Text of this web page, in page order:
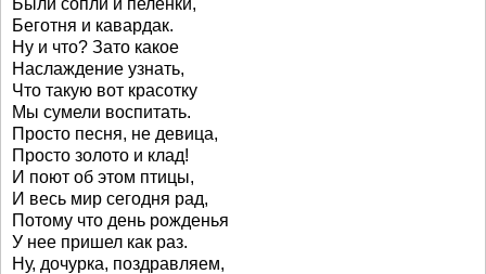
Были сопли и пеленки,
Беготня и кавардак.
Ну и что? Зато какое
Наслаждение узнать,
Что такую вот красотку
Мы сумели воспитать.
Просто песня, не девица,
Просто золото и клад!
И поют об этом птицы,
И весь мир сегодня рад,
Потому что день рожденья
У нее пришел как раз.
Ну, дочурка, поздравляем,